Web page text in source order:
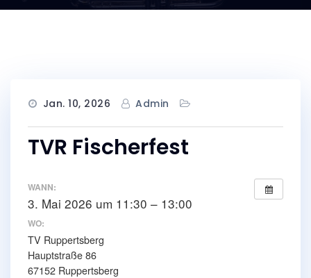
Jan. 10, 2026 Admin
TVR Fischerfest
WANN:
3. Mai 2026 um 11:30 – 13:00
WO:
TV Ruppertsberg
Hauptstraße 86
67152 Ruppertsberg